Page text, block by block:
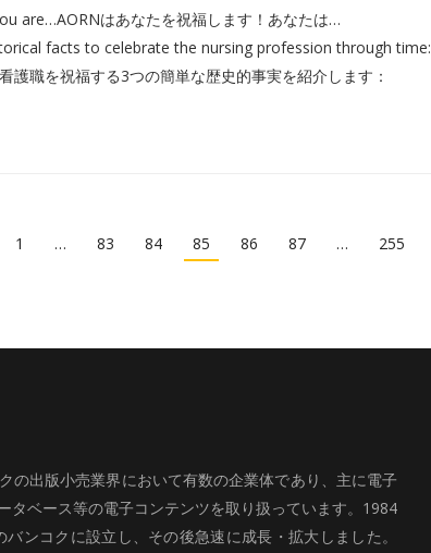
are…AORNはあなたを祝福します！あなたは…
facts to celebrate the nursing profession through time:
護職を祝福する3つの簡単な歴史的事実を紹介します：
1 … 83 84 85 86 87 … 255
の出版小売業界において有数の企業体であり、主に電子
タベース等の電子コンテンツを取り扱っています。1984
ンコクに設立し、その後急速に成長・拡大しました。